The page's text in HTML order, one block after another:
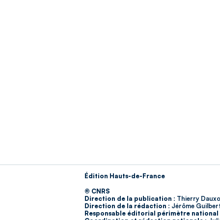
Édition Hauts-de-France
© CNRS
Direction de la publication : Thierry
Direction de la rédaction : Jérôme
Responsable éditorial périmètre national